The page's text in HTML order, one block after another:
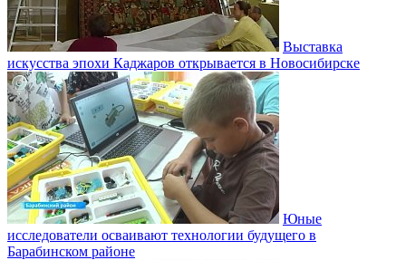
Выставка
искусства эпохи Каджаров открывается в Новосибирске
Юные
исследователи осваивают технологии будущего в
Барабинском районе